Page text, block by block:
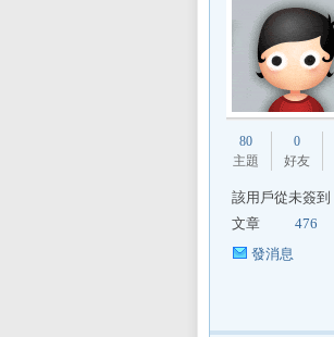
80
主題
0
好友
該用戶從未簽到
文章
476
發消息